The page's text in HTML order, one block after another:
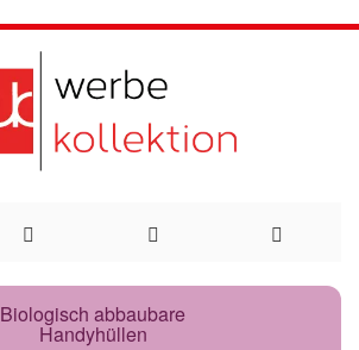
Biologisch abbaubare
Handyhüllen